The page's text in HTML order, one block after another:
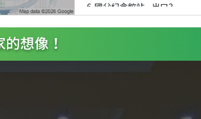
6 國父紀念館站 - 出口3
7 國父紀念館站 - 出口2